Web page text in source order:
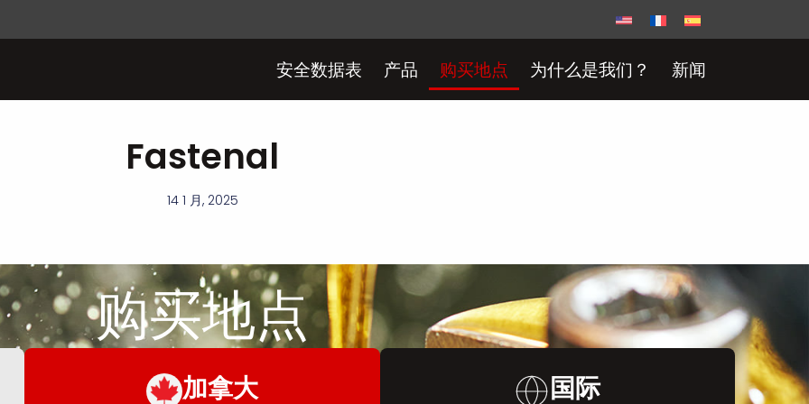
安全数据表 产品 购买地点 为什么是我们？ 新闻
Fastenal
14 1 月, 2025
购买地点
加拿大 国际